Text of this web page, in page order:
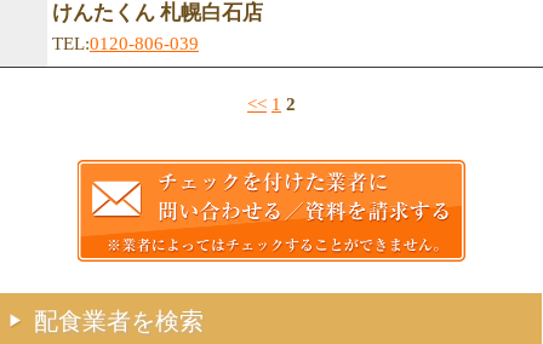
けんたくん 札幌白石店
TEL:0120-806-039
<< 1 2
配食業者を検索